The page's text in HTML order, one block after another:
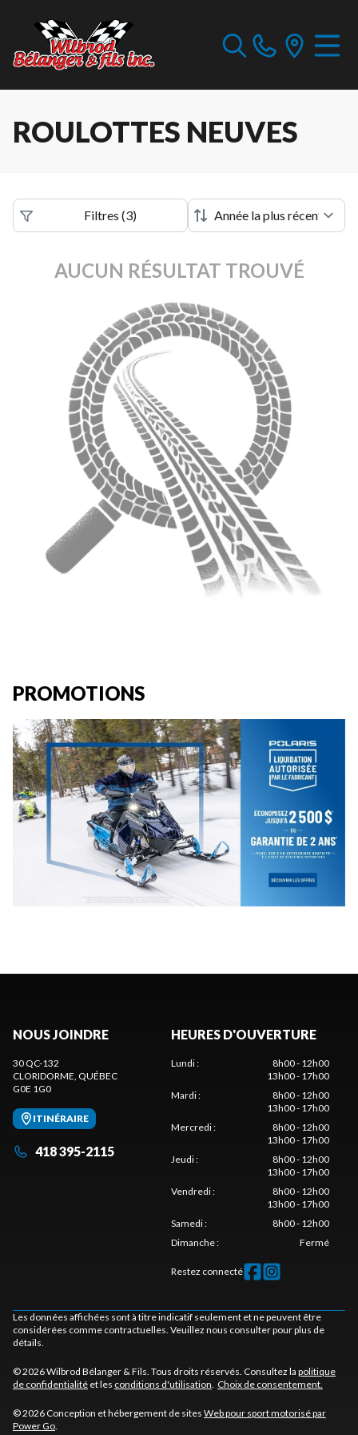
ROULOTTES NEUVES
Filtres (3)
AUCUN RÉSULTAT TROUVÉ
PROMOTIONS
NOUS JOINDRE
30 QC-132
CLORIDORME, QUÉBEC
G0E 1G0
ITINÉRAIRE
418 395-2115
HEURES D'OUVERTURE
Lundi:
8h00 - 12h00
13h00 - 17h00
Mardi:
8h00 - 12h00
13h00 - 17h00
Mercredi:
8h00 - 12h00
13h00 - 17h00
Jeudi:
8h00 - 12h00
13h00 - 17h00
Vendredi:
8h00 - 12h00
13h00 - 17h00
Samedi:
8h00 - 12h00
Dimanche: Fermé
Restez connecté
Les données affichées sont à titre indicatif seulement et ne peuvent être
considérées comme contractuelles. Veuillez nous consulter pour plus de
détails.
© 2026 Wilbrod Bélanger & Fils. Tous droits réservés. Consultez la politique
de confidentialité et les conditions d'utilisation. Choix de consentement.
© 2026 Conception et hébergement de sites Web pour sport motorisé par
Power Go.